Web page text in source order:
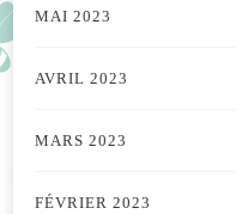
MAI 2023
AVRIL 2023
MARS 2023
FÉVRIER 2023